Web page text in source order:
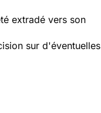
extradé vers son
sur d'éventuelles